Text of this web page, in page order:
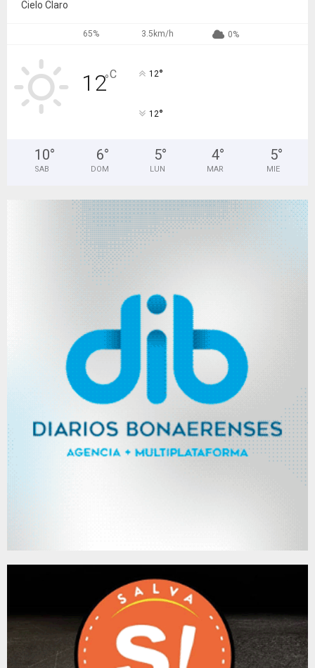
Cielo Claro
65% 3.5km/h 0%
12°C 12°
12°
10°
SAB
6°
DOM
5°
LUN
4°
MAR
5°
MIE